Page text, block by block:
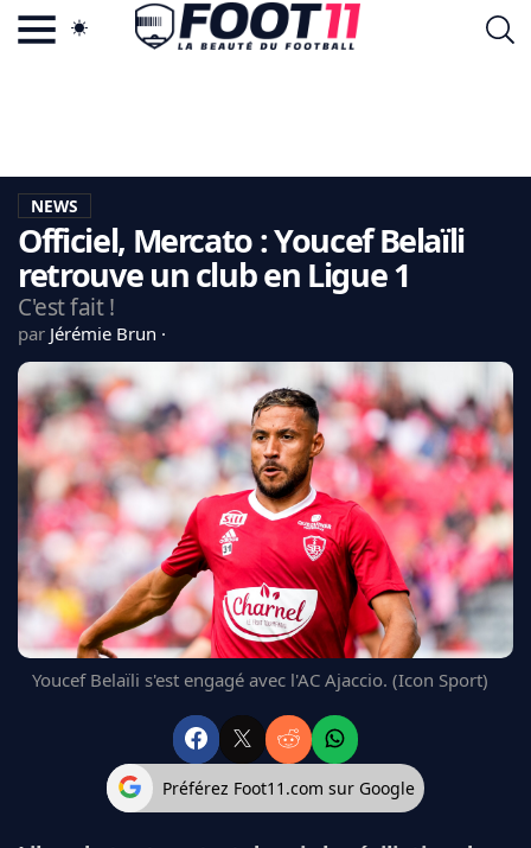
LA CHARTE
VIE PRIVÉE
CGU
CONTACTEZ-NOUS
MERCATO
CDM 2026
EDF
PSG
LIGUE 1
REAL MADRID
FC BARCELONE
MANCHESTER UNITED
CHELSEA
ARSENAL
BAYERN
NEWS
Officiel, Mercato : Youcef Belaïli
retrouve un club en Ligue 1
C'est fait !
par Jérémie Brun
Youcef Belaïli s'est engagé avec l'AC Ajaccio. (Icon Sport)
Préférez Foot11.com sur Google